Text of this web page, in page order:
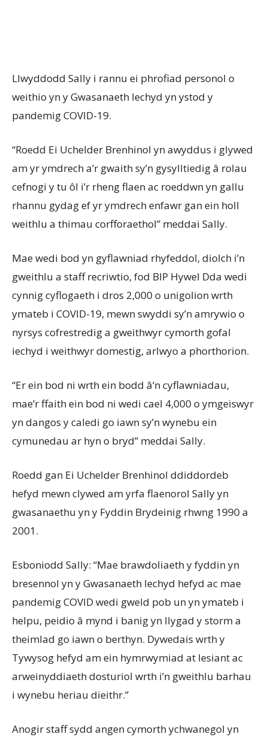
Llwyddodd Sally i rannu ei phrofiad personol o
weithio yn y Gwasanaeth Iechyd yn ystod y
pandemig COVID-19.
“Roedd Ei Uchelder Brenhinol yn awyddus i glywed
am yr ymdrech a’r gwaith sy’n gysylltiedig â rolau
cefnogi y tu ôl i’r rheng flaen ac roeddwn yn gallu
rhannu gydag ef yr ymdrech enfawr gan ein holl
weithlu a thimau corfforaethol” meddai Sally.
Mae wedi bod yn gyflawniad rhyfeddol, diolch i’n
gweithlu a staff recriwtio, fod BIP Hywel Dda wedi
cynnig cyflogaeth i dros 2,000 o unigolion wrth
ymateb i COVID-19, mewn swyddi sy’n amrywio o
nyrsys cofrestredig a gweithwyr cymorth gofal
iechyd i weithwyr domestig, arlwyo a phorthorion.
“Er ein bod ni wrth ein bodd â’n cyflawniadau,
mae’r ffaith ein bod ni wedi cael 4,000 o ymgeiswyr
yn dangos y caledi go iawn sy’n wynebu ein
cymunedau ar hyn o bryd” meddai Sally.
Roedd gan Ei Uchelder Brenhinol ddiddordeb
hefyd mewn clywed am yrfa flaenorol Sally yn
gwasanaethu yn y Fyddin Brydeinig rhwng 1990 a
2001.
Esboniodd Sally: “Mae brawdoliaeth y fyddin yn
bresennol yn y Gwasanaeth Iechyd hefyd ac mae
pandemig COVID wedi gweld pob un yn ymateb i
helpu, peidio â mynd i banig yn llygad y storm a
theimlad go iawn o berthyn. Dywedais wrth y
Tywysog hefyd am ein hymrwymiad at lesiant ac
arweinyddiaeth dosturiol wrth i’n gweithlu barhau
i wynebu heriau dieithr.”
Anogir staff sydd angen cymorth ychwanegol yn